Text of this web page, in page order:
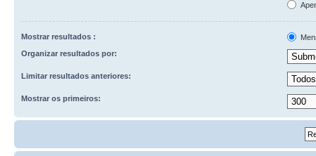
Mostrar resultados :
Organizar resultados por:
Limitar resultados anteriores:
Mostrar os primeiros: